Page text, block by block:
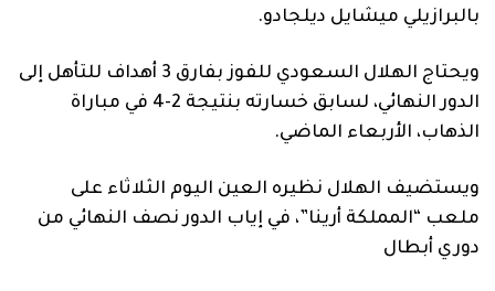
بالبرازيلي ميشايل ديلجادو.
ويحتاج الهلال السعودي للفوز بفارق 3 أهداف للتأهل إلى
الدور النهائي، لسابق خسارته بنتيجة 2-4 في مباراة
الذهاب، الأربعاء الماضي.
ويستضيف الهلال نظيره العين اليوم الثلاثاء على
ملعب “المملكة أرينا”، في إياب الدور نصف النهائي من
دوري أبطال